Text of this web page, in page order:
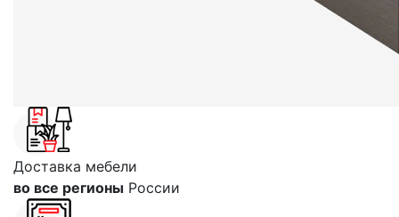
Доставка мебели
во все регионы России